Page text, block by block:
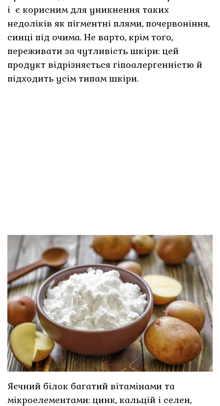
і є корисним для уникнення таких
недоліків як пігментні плями, почервоніння,
синці під очима. Не варто, крім того,
переживати за чутливість шкіри: цей
продукт відрізняється гіпоалергенністю й
підходить усім типам шкіри.
Яєчний білок багатий вітамінами та
мікроелементами: цинк, кальцій і селен,